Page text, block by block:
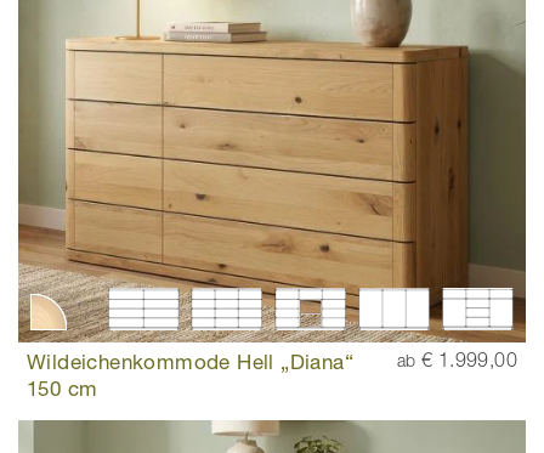
Wildeichenkommode Hell „Diana“
150 cm
ab € 1.999,00